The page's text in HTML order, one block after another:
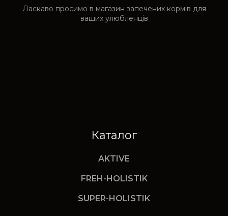
Ласкаво просимо в магазин запечених кормів для
ваших улюбленців
Каталог
AKTIVE
FREH-HOLISTIK
SUPER-HOLISTIK